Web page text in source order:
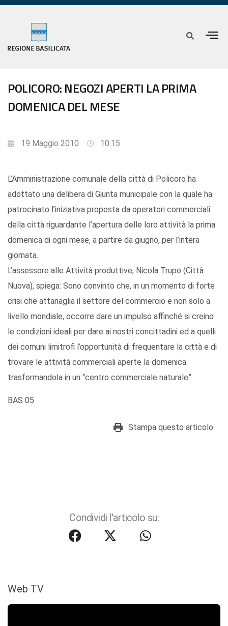
POLICORO: NEGOZI APERTI LA PRIMA
DOMENICA DEL MESE
19 Maggio 2010 10:15
L’Amministrazione comunale della città di Policoro ha
adottato una delibera di Giunta municipale con la quale ha
patrocinato l’iniziativa proposta da operatori commerciali
della città riguardante l’apertura delle loro attività la prima
domenica di ogni mese, a partire da giugno, per l’intera
giornata.
L’assessore alle Attività produttive, Nicola Trupo (Città
Nuova), spiega: Sono convinto che, in un momento di forte
crisi che attanaglia il settore del commercio e non solo a
livello mondiale, occorre dare un impulso affinché si creino
le condizioni ideali per dare ai nostri concittadini ed a quelli
dei comuni limitrofi l’opportunità di frequentare la città e di
trovare le attività commerciali aperte la domenica
trasformandola in un “centro commerciale naturale”.
BAS 05
Stampa questo articolo
Condividi l'articolo su:
Web TV